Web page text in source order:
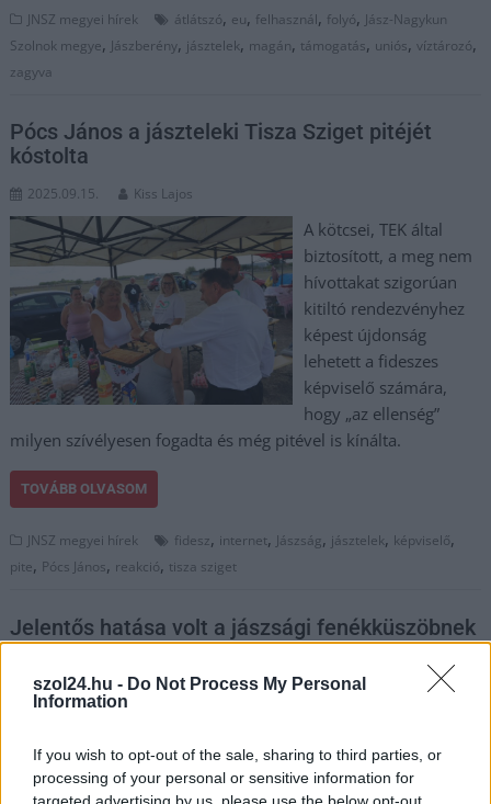
szol24.hu - Do Not Process My Personal
Information
If you wish to opt-out of the sale, sharing to third parties, or
processing of your personal or sensitive information for
JNSZ megyei hírek átlátszó, eu, felhasznál, folyó, Jász-Nagykun
Szolnok megye, Jászberény, jásztelek, magán, támogatás, uniós,víztározó,
zagyva
Pócs János a jászteleki Tisza Sziget pitéjét
kóstolta
2025.09.15. Kiss Lajos
A kötcsei, TEK által
biztosított, a meg nem
hívottakat szigorúan
kitiltó rendezvényhez
képest újdonság
lehetett a fideszes
képviselő számára,
hogy „az ellenség”
milyen szívélyesen fogadta és még pitével is kínálta.
TOVÁBB OLVASOM
JNSZ megyei hírek fidesz, internet, Jászság, jásztelek, képviselő,
pite, Pócs János, reakció, tisza sziget
Jelentős hatása volt a jászsági fenékküszöbnek
megépítésének látható
és érezhető